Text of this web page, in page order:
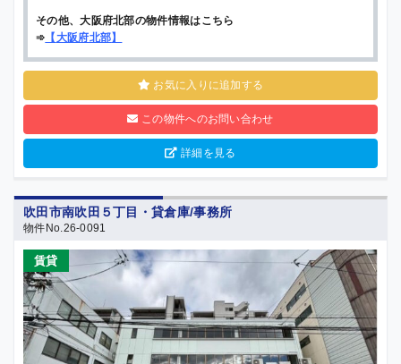
その他、大阪府北部の物件情報はこちら
➾ 【大阪府北部】
お気に入りに追加する
この物件へのお問い合わせ
詳細を見る
吹田市南吹田５丁目・貸倉庫/事務所
物件No.26-0091
賃貸